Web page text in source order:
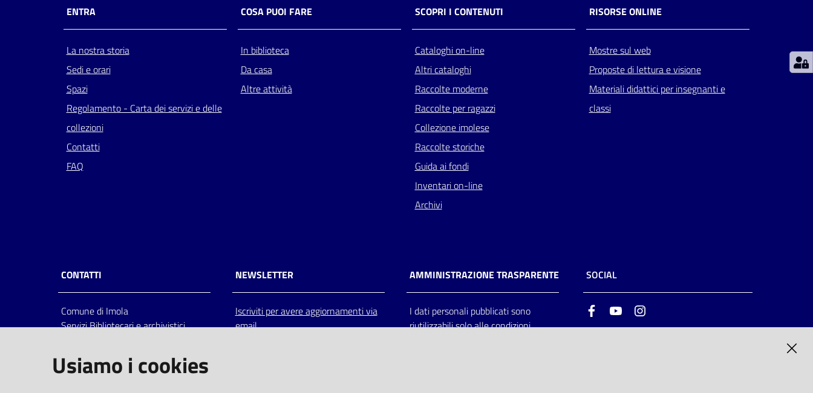
ENTRA
La nostra storia
Sedi e orari
Spazi
Regolamento - Carta dei servizi e delle
collezioni
Contatti
FAQ
COSA PUOI FARE
In biblioteca
Da casa
Altre attività
SCOPRI I CONTENUTI
Cataloghi on-line
Altri cataloghi
Raccolte moderne
Raccolte per ragazzi
Collezione imolese
Raccolte storiche
Guida ai fondi
Inventari on-line
Archivi
RISORSE ONLINE
Mostre sul web
Proposte di lettura e visione
Materiali didattici per insegnanti e
classi
CONTATTI
Comune di Imola
Servizi Bibliotecari e archivistici
Italia
centralino: tel 0542.6026.36 fax
NEWSLETTER
Iscriviti per avere aggiornamenti via
email
AMMINISTRAZIONE TRASPARENTE
I dati personali pubblicati sono
riutilizzabili solo alle condizioni
SOCIAL
FacebookYoutube
Usiamo i cookies